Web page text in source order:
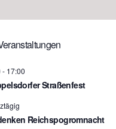
- 17:00
Straßenfest
Reichspogromnacht